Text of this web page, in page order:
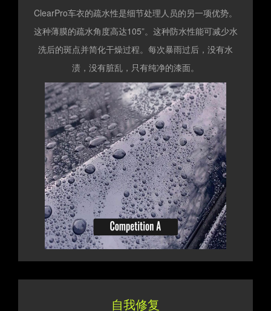
ClearPro车衣的疏水性是细节处理人员的另一项优势。
这种薄膜的疏水角度高达105”。这种防水性能可减少水
洗后的斑点并简化干燥过程。每次暴雨过后，没有水
渍，没有脏乱，只有纯净的漆面。
自我修复